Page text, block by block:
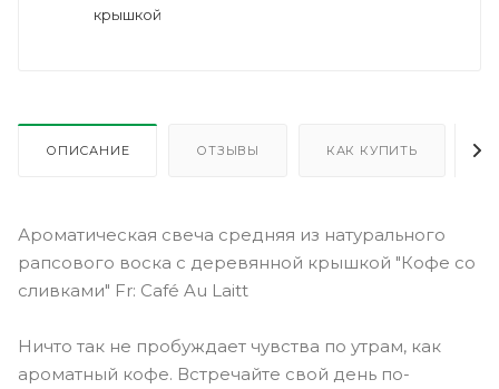
крышкой
ОПИСАНИЕ ОТЗЫВЫ КАК КУПИТЬ
Ароматическая свеча средняя из натурального
рапсового воска с деревянной крышкой "Кофе со
сливками" Fr: Café Au Laitt
Ничто так не пробуждает чувства по утрам, как
ароматный кофе. Встречайте свой день по-